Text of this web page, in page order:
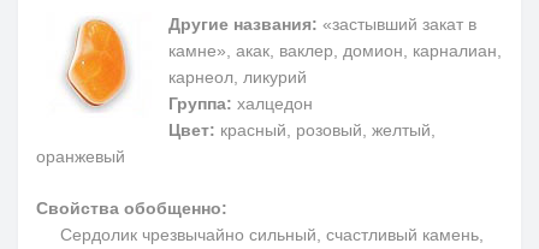
Другие названия: «застывший закат в
камне», акак, ваклер, домион, карналиан,
карнеол, ликурий
Группа: халцедон
Цвет: красный, розовый, желтый,
оранжевый
Свойства обобщенно:
Сердолик чрезвычайно сильный, счастливый камень,